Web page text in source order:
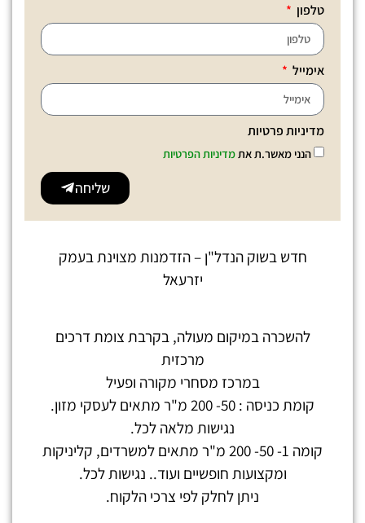
טלפון
אימייל
מדיניות פרטיות
הנני מאשר.ת את מדיניות הפרטיות
שליחה
חדש בשוק הנדל"ן – הזדמנות מצוינת בעמק
יזרעאל
להשכרה במיקום מעולה, בקרבת צומת דרכים
מרכזית
במרכז מסחרי מקורה ופעיל
קומת כניסה : 50- 200 מ"ר מתאים לעסקי מזון.
נגישות מלאה לכל.
קומה 1- 50- 200 מ"ר מתאים למשרדים, קליניקות
ומקצועות חופשיים ועוד.. נגישות לכל.
ניתן לחלק לפי צרכי הלקוח.